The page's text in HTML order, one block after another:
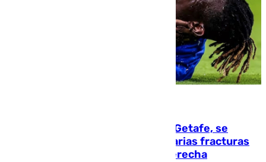
Christantus Uche, delantero del Getafe, se
perderá toda la temporada por varias fracturas
en los ligamentos de su rodilla derecha